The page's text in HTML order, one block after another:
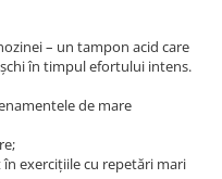
– un tampon acid care
în timpul efortului intens.
de mare
exercițiile cu repetări mari